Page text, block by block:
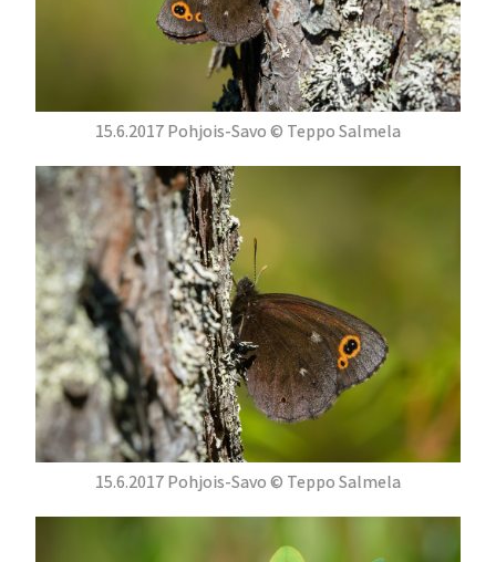
15.6.2017 Pohjois-Savo © Teppo Salmela
15.6.2017 Pohjois-Savo © Teppo Salmela